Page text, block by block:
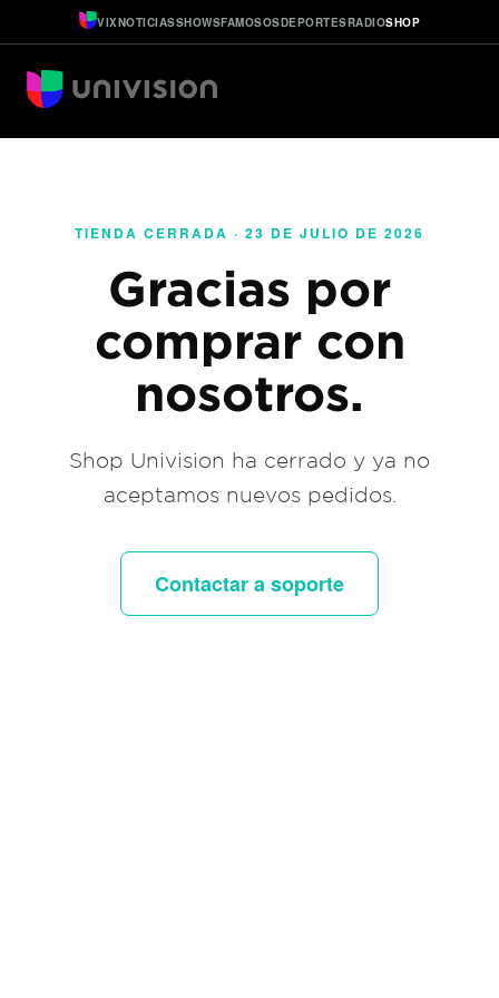
VIXNOTICIASSHOWSFAMOSOSDEPORTESRADIOSHOP
TIENDA CERRADA · 23 DE JULIO DE 2026
Gracias por
comprar con
nosotros.
Shop Univision ha cerrado y ya no
aceptamos nuevos pedidos.
Contactar a soporte